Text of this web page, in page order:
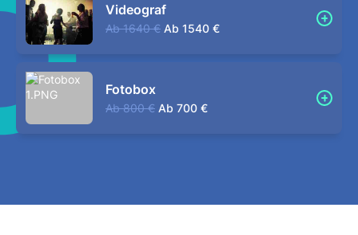
Videograf
Ab 1640 € Ab 1540 €
Fotobox
Ab 800 € Ab 700 €